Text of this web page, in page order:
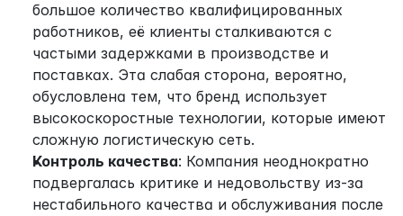
большое количество квалифицированных
работников, её клиенты сталкиваются с
частыми задержками в производстве и
поставках. Эта слабая сторона, вероятно,
обусловлена тем, что бренд использует
высокоскоростные технологии, которые имеют
сложную логистическую сеть.
Контроль качества: Компания неоднократно
подвергалась критике и недовольству из-за
нестабильного качества и обслуживания после